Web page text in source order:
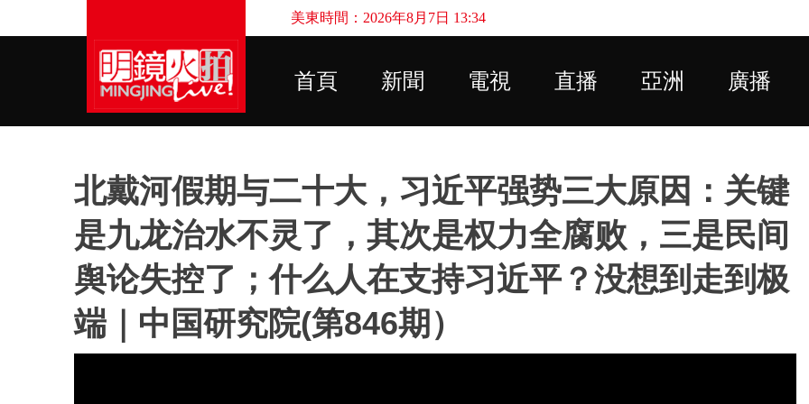
美東時間：2026年8月7日 13:34
首頁 新聞 電視 直播 亞洲 廣播
北戴河假期与二十大，习近平强势三大原因：关键
是九龙治水不灵了，其次是权力全腐败，三是民间
舆论失控了；什么人在支持习近平？没想到走到极
端｜中国研究院(第846期）